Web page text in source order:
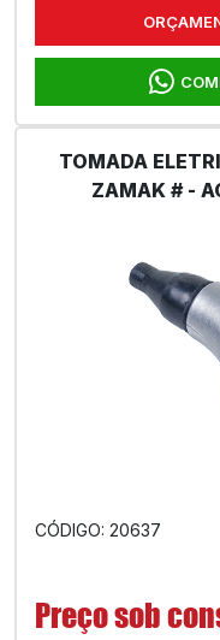
TOMADA
ZAMAK # -
CÓDIGO: 20637
Preço sob